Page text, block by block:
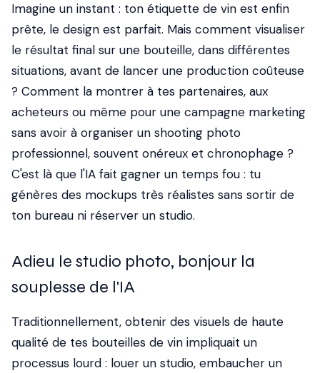
Imagine un instant : ton étiquette de vin est enfin
prête, le design est parfait. Mais comment visualiser
le résultat final sur une bouteille, dans différentes
situations, avant de lancer une production coûteuse
? Comment la montrer à tes partenaires, aux
acheteurs ou même pour une campagne marketing
sans avoir à organiser un shooting photo
professionnel, souvent onéreux et chronophage ?
C'est là que l'IA fait gagner un temps fou : tu
génères des mockups très réalistes sans sortir de
ton bureau ni réserver un studio.
Adieu le studio photo, bonjour la
souplesse de l'IA
Traditionnellement, obtenir des visuels de haute
qualité de tes bouteilles de vin impliquait un
processus lourd : louer un studio, embaucher un